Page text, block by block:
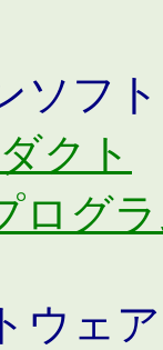
ソフ
クト
ログ
ウェア